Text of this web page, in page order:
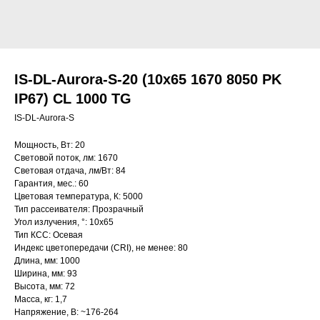
IS-DL-Aurora-S-20 (10x65 1670 8050 PK
IP67) CL 1000 TG
IS-DL-Aurora-S
Мощность, Вт: 20
Световой поток, лм: 1670
Световая отдача, лм/Вт: 84
Гарантия, мес.: 60
Цветовая температура, К: 5000
Тип рассеивателя: Прозрачный
Угол излучения, °: 10х65
Тип КСС: Осевая
Индекс цветопередачи (CRI), не менее: 80
Длина, мм: 1000
Ширина, мм: 93
Высота, мм: 72
Масса, кг: 1,7
Напряжение, В: ~176-264